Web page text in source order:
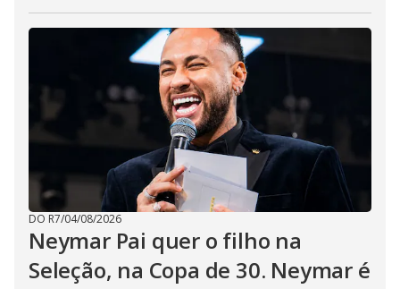
DO R7/04/08/2026
Neymar Pai quer o filho na
Seleção, na Copa de 30. Neymar é